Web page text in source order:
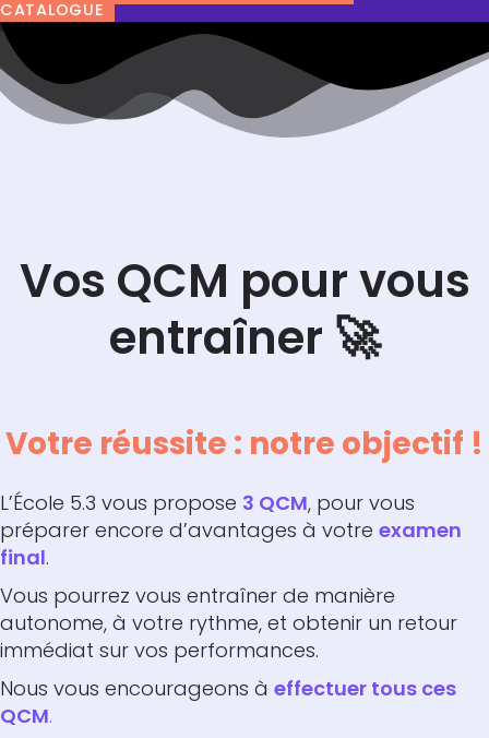
CATALOGUE
Vos QCM pour vous
entraîner 🚀
Votre réussite : notre objectif !
L’École 5.3 vous propose 3 QCM, pour vous
préparer encore d’avantages à votre examen
final.
Vous pourrez vous entraîner de manière
autonome, à votre rythme, et obtenir un retour
immédiat sur vos performances.
Nous vous encourageons à effectuer tous ces
QCM.